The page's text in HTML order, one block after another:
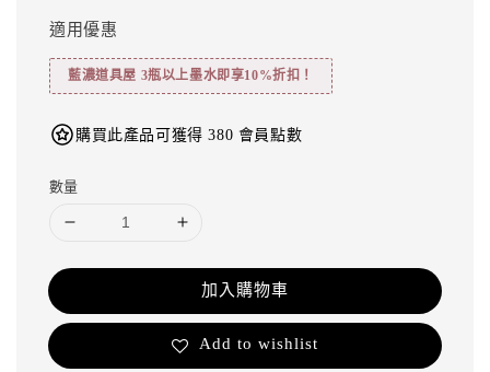
適用優惠
藍濃道具屋 3瓶以上墨水即享10%折扣！
購買此產品可獲得 380 會員點數
數量
加入購物車
Add to wishlist